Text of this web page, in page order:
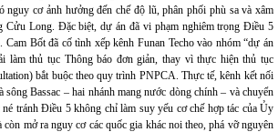
nguy cơ ảnh hưởng đến chế độ lũ, phân phối phù sa và xâm
Cửu Long. Đặc biệt, dự án đã vi phạm nghiêm trọng Điều 5
Bốt đã cố tình xếp kênh Funan Techo vào nhóm “dự án
làm thủ tục Thông báo đơn giản, thay vì thực hiện thủ tục
bắt buộc theo quy trình PNPCA. Thực tế, kênh kết nối
Bassac – hai nhánh mang nước dòng chính – và chuyển
tránh Điều 5 không chỉ làm suy yếu cơ chế hợp tác của Ủy
mở ra nguy cơ các quốc gia khác noi theo, phá vỡ nguyên